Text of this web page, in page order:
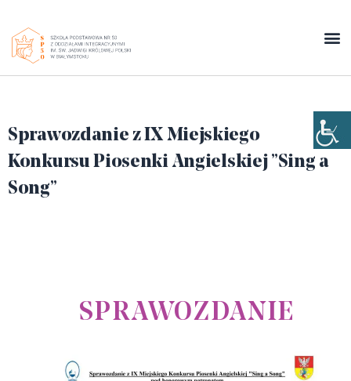
Sprawozdanie z IX Miejskiego
Konkursu Piosenki Angielskiej ”Sing a
Song”
SPRAWOZDANIE